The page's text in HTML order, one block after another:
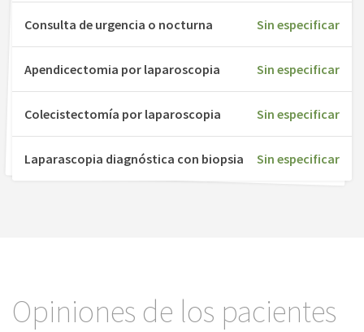
Consulta de urgencia o nocturna Sin especificar
Apendicectomia por laparoscopia Sin especificar
Colecistectomía por laparoscopia Sin especificar
Laparascopia diagnóstica con biopsia Sin especificar
Opiniones de los pacientes